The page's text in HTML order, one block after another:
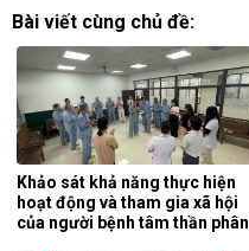
Bài viết cùng chủ đề:
Khảo sát khả năng thực hiện
hoạt động và tham gia xã hội
của người bệnh tâm thần phân